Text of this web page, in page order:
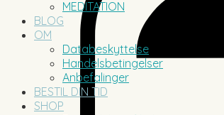
MEDITATION
BLOG
OM
Databeskyttelse
Handelsbetingelser
Anbefalinger
BESTIL DIN TID
SHOP